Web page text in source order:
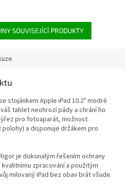
SOUVISEJÍCÍ PRODUKTY
stojánkem Apple iPad 10.2" modré
tablet neohrozí pády a chrání ho
pro fotoaparát, možnost
a disponuje držákem pro
je dokonalým řešením ochrany
zpracování a použitým
milovaný iPad bez obav brát všude